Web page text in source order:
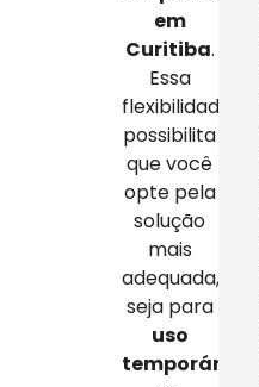
em
Curitiba.
Essa
flexibilidade
possibilita
que você
opte pela
solução
mais
adequada,
seja para
uso
temporário